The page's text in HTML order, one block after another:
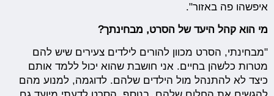
איפשהו פה באזור".
מי הוא קהל היעד של הסרט, מבחינתך?
"מבחינתי, הסרט מכוון להורים לילדים צעירים שיש להם
מטרות כלשהן בחיים. אני חושבת שהוא יכול ללמד אותם
כיצד לא להתנהל מול הילדים שלהם. לדוגמה, למנוע מהם